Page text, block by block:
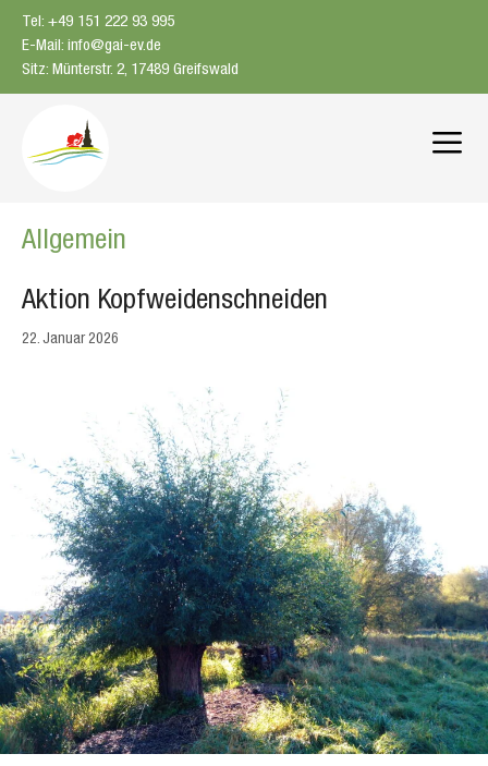
Tel: +49 151 222 93 995
E-Mail: info@gai-ev.de
Sitz: Münterstr. 2, 17489 Greifswald
Allgemein
Aktion Kopfweidenschneiden
22. Januar 2026